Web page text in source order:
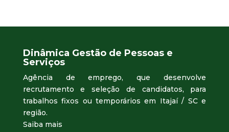
Dinâmica Gestão de Pessoas e
Serviços
Agência de emprego, que desenvolve
recrutamento e seleção de candidatos, para
trabalhos fixos ou temporários em Itajaí / SC e
região.
Saiba mais